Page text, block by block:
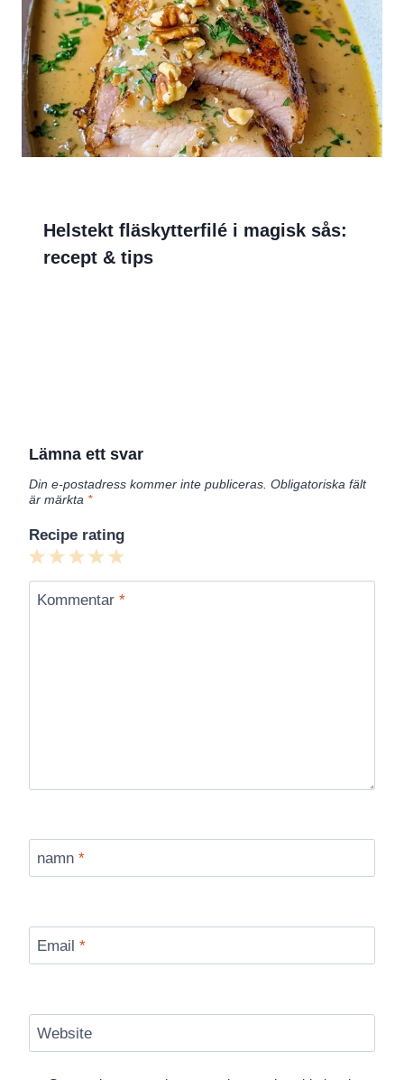
Helstekt fläskytterfilé i magisk sås:
recept & tips
Lämna ett svar
Din e-postadress kommer inte publiceras. Obligatoriska fält
är märkta *
Recipe rating
5
Stars
4
Stars
3
Stars
2
Stars
1
Star
Kommentar *
namn *
Email *
Website